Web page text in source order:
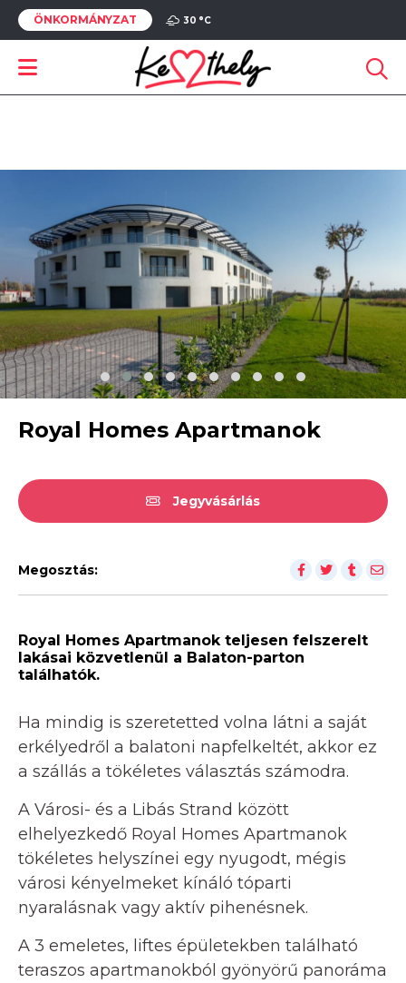
ÖNKORMÁNYZAT 30 °C
Royal Homes Apartmanok
Jegyvásárlás
Megosztás:
Royal Homes Apartmanok teljesen felszerelt
lakásai közvetlenül a Balaton-parton
találhatók.
Ha mindig is szeretetted volna látni a saját
erkélyedről a balatoni napfelkeltét, akkor ez
a szállás a tökéletes választás számodra.
A Városi- és a Libás Strand között
elhelyezkedő Royal Homes Apartmanok
tökéletes helyszínei egy nyugodt, mégis
városi kényelmeket kínáló tóparti
nyaralásnak vagy aktív pihenésnek.
A 3 emeletes, liftes épületekben található
teraszos apartmanokból gyönyörű panoráma